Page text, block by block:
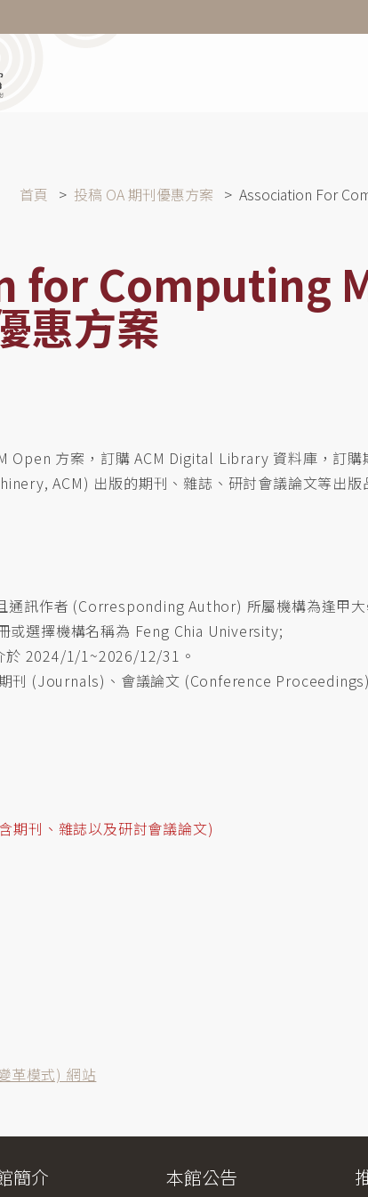
首頁 投稿 OA 期刊優惠方案 Association For
for Computing
惠方案
Open 方案，訂購 ACM Digital Library 資料庫，訂
ACM) 出版的期刊、雜誌、研討會議論文等出版
通訊作者 (Corresponding Author) 所屬機構為逢甲
或選擇機構名稱為 Feng Chia University;
於 2024/1/1~2026/12/31。
刊 (Journals)、會議論文 (Conference
期刊、雜誌以及研討會議論文)
革模式) 網站
簡介 本館公告